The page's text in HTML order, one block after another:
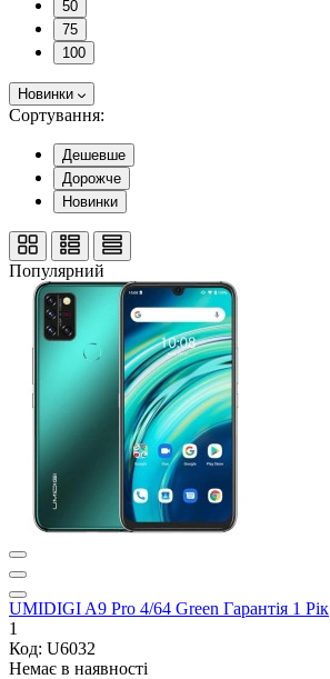
50
75
100
Новинки
Сортування:
Дешевше
Дорожче
Новинки
Популярний
UMIDIGI A9 Pro 4/64 Green Гарантія 1 Рік
1
Код: U6032
Немає в наявності